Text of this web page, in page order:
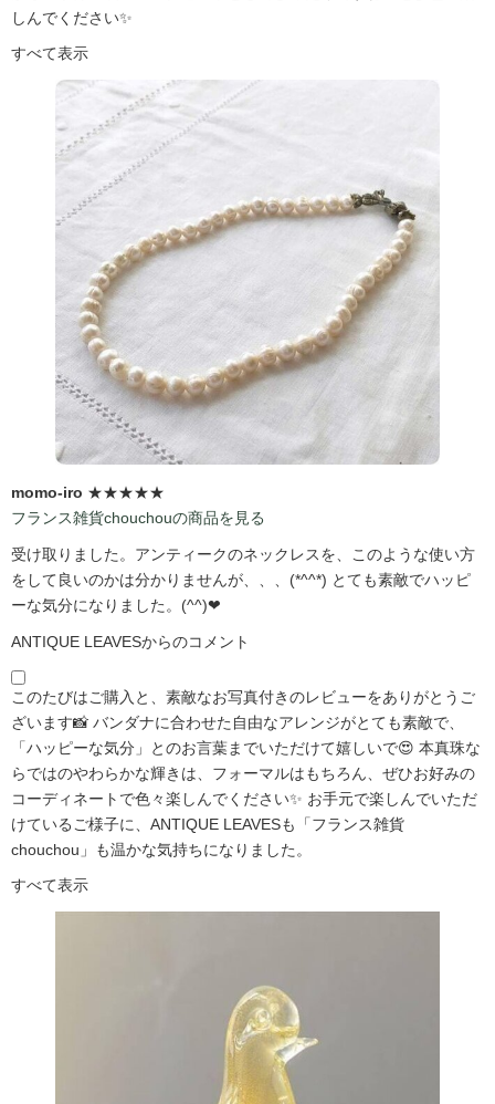
しんでください✨
すべて表示
momo-iro ★★★★★
フランス雑貨chouchouの商品を見る
受け取りました。アンティークのネックレスを、このような使い方
をして良いのかは分かりませんが、、、(*^^*) とても素敵でハッピ
ーな気分になりました。(^^)❤
ANTIQUE LEAVESからのコメント
このたびはご購入と、素敵なお写真付きのレビューをありがとうご
ざいます📸 バンダナに合わせた自由なアレンジがとても素敵で、
「ハッピーな気分」とのお言葉までいただけて嬉しいで😍 本真珠な
らではのやわらかな輝きは、フォーマルはもちろん、ぜひお好みの
コーディネートで色々楽しんでください✨ お手元で楽しんでいただ
けているご様子に、ANTIQUE LEAVESも「フランス雑貨
chouchou」も温かな気持ちになりました。
すべて表示